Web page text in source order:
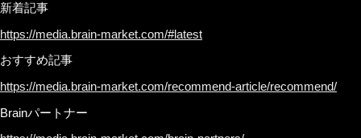
新着記事
https://media.brain-market.com/#latest
おすすめ記事
https://media.brain-market.com/recommend-article/recommend/
Brainパートナー